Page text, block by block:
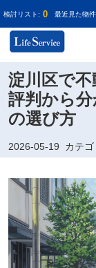
検討リスト: 0 最近見た物
淀川区で不
評判から
の選び方
2026-05-19 カテゴ